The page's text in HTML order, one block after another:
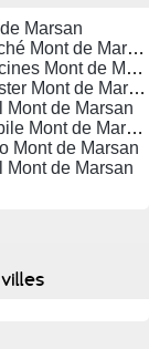
Marsan
Bricomarché Mont de Marsan
Cash Piscines Mont de Marsan
Rural Master Mont de Marsan
Mont de Marsan
Vivre Mobile Mont de Marsan
Mont de Marsan
Mont de Marsan